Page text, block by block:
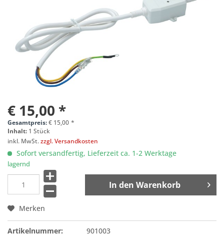
€ 15,00 *
Gesamtpreis:€ 15,00 *
Inhalt: 1 Stück
inkl. MwSt.zzgl. Versandkosten
Sofort versandfertig, Lieferzeit ca. 1-2 Werktage
lagernd
In den Warenkorb
Merken
Artikelnummer:
901003